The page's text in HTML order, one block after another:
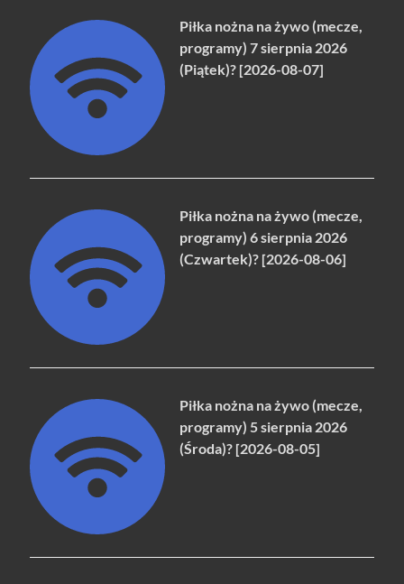
Piłka nożna na żywo (mecze,
programy) 7 sierpnia 2026
(Piątek)? [2026-08-07]
Piłka nożna na żywo (mecze,
programy) 6 sierpnia 2026
(Czwartek)? [2026-08-06]
Piłka nożna na żywo (mecze,
programy) 5 sierpnia 2026
(Środa)? [2026-08-05]